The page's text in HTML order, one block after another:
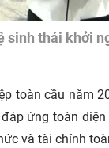
sinh thái khởi
toàn cầu năm
ứng toàn
và tài chính